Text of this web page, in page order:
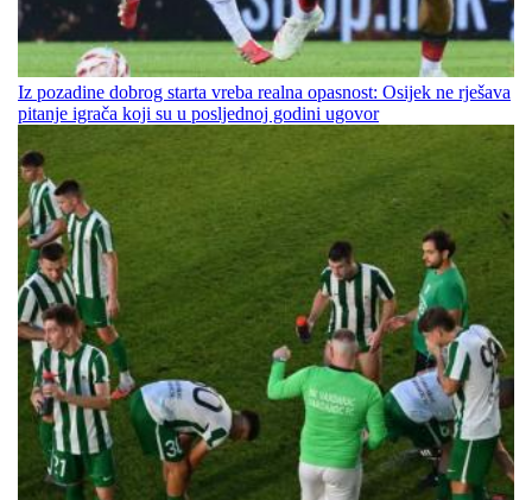
Iz pozadine dobrog starta vreba realna opasnost: Osijek ne rješava
pitanje igrača koji su u posljednoj godini ugovor